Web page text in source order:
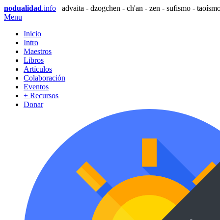
nodualidad.info
advaita - dzogchen - ch'an - zen - sufismo -
Menu
Inicio
Intro
Maestros
Libros
Artículos
Colaboración
Eventos
+ Recursos
Donar